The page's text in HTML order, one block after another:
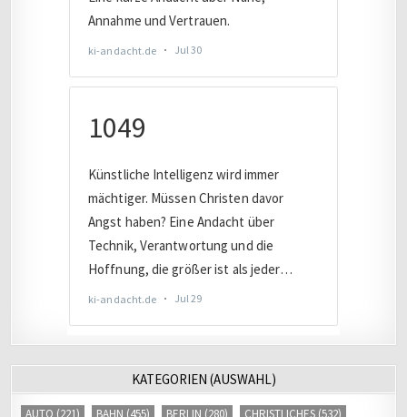
KATEGORIEN (AUSWAHL)